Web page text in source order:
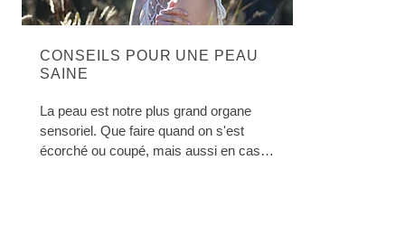
CONSEILS POUR UNE PEAU
SAINE
La peau est notre plus grand organe
sensoriel. Que faire quand on s'est
écorché ou coupé, mais aussi en cas